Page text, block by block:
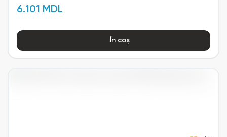
6.101 MDL
În coș